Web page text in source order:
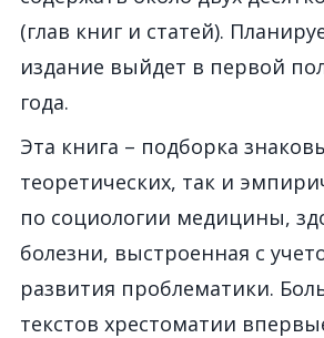
(глав книг и статей).
издание выйдет в первой
года.
Эта книга – подборка
теоретических, так и
по социологии медицины,
болезни, выстроенная с
развития проблематики.
текстов хрестоматии